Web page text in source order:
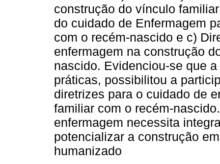
construção do vínculo
do cuidado de Enfermagem
com o recém-nascido e c)
enfermagem na construção
nascido. Evidenciou-se que
práticas, possibilitou a
diretrizes para o cuidado de
familiar com o recém-
enfermagem necessita
potencializar a construção
humanizado